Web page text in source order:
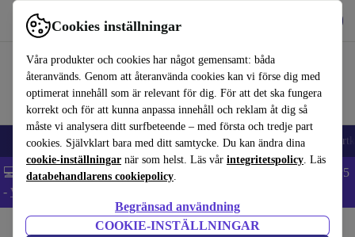
Cookies inställningar
Våra produkter och cookies har något gemensamt: båda
återanvänds. Genom att återanvända cookies kan vi förse dig med
optimerat innehåll som är relevant för dig. För att det ska fungera
korrekt och för att kunna anpassa innehåll och reklam åt dig så
måste vi analysera ditt surfbeteende – med första och tredje part
cookies. Självklart bara med ditt samtycke. Du kan ändra dina
cookie-inställningar när som helst. Läs vår integritetspolicy. Läs
databehandlarens cookiepolicy.
Begränsad användning
COOKIE-INSTÄLLNINGAR
Använd refurbed snabbt och enkelt
🎒 Back to school Mobiltelefoner Bärbara datorer Surfplattor
💻 Extra 5% rabatt på alla MacBooks och laptops - Code: LAPTOP5
- Villkor
Hushåll Möbler